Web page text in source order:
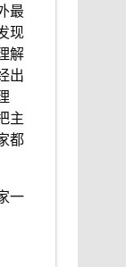
最
现
解
出
主
都
一